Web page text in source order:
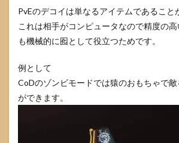
PvEのデコイは単なるアイテムであること
これは相手がコンピュータなので精度の
も機械的に囮として役立つためです。
例として
CoDのゾンビモードでは猿のおもちゃで
ができます。